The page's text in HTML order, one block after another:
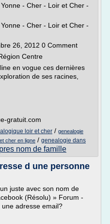
- Cher - Loir et Cher -
- Cher - Loir et Cher -
26, 2012 0 Comment
Centre
en vogue ces dernières
de ses racines,
gratuit.com
loir et cher / genealogie
cher en ligne / genealogie dans
nom de famille
d une personne
juste avec son nom de
(Résolu) » Forum -
une adresse email?